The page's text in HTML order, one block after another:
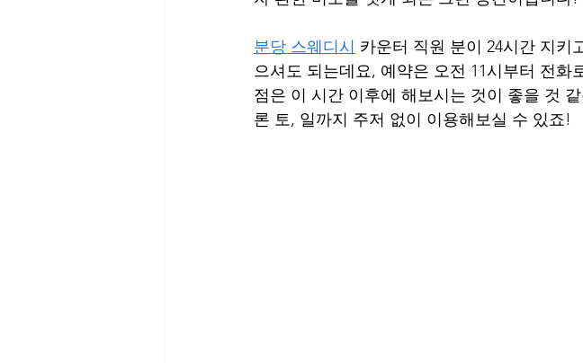
분당 스웨디시 카운터 직원 분이 24시간 지키
으셔도 되는데요, 예약은 오전 11시부터 전
점은 이 시간 이후에 해보시는 것이 좋을 것
론 토, 일까지 주저 없이 이용해보실 수 있죠!